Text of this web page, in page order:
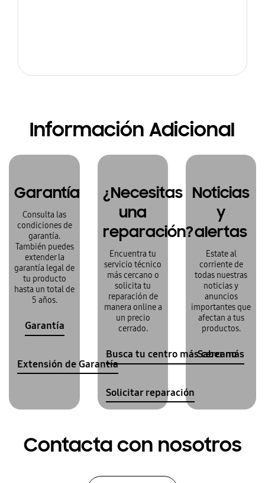
Información Adicional
Garantía
Consulta las
condiciones de
garantía.
También puedes
extender la
garantía legal de
tu producto
hasta un total de
5 años.
Garantía
Extensión de Garantía
¿Necesitas
una
reparación?
Encuentra tu
servicio técnico
más cercano o
solicita tu
reparación de
manera online a
un precio
cerrado.
Busca tu centro más cercano
Solicitar reparación
Noticias
y
alertas
Estate al
corriente de
todas nuestras
noticias y
anuncios
importantes que
afectan a tus
productos.
Saber más
Contacta con nosotros